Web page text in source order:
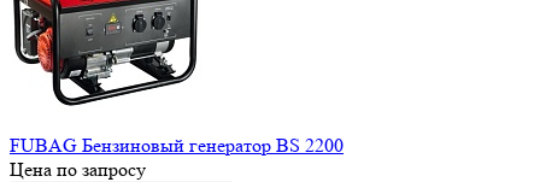
FUBAG Бензиновый генератор BS 2200
Цена по запросу